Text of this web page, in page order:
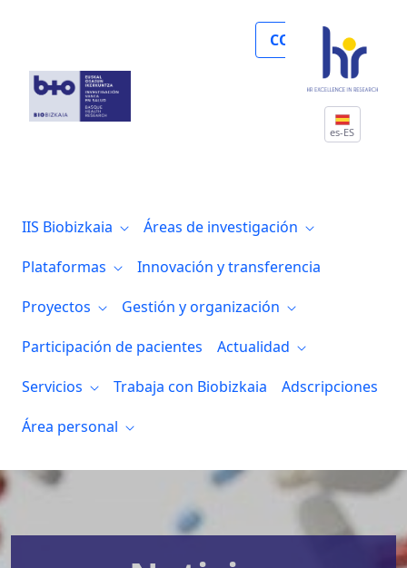
COLABORA
es-ES
IIS Biobizkaia
Áreas de investigación
Plataformas
Innovación y transferencia
Proyectos
Gestión y organización
Participación de pacientes
Actualidad
Servicios
Trabaja con Biobizkaia
Adscripciones
Área personal